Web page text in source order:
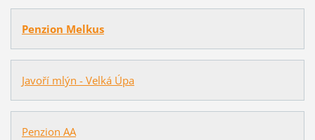
Penzion Melkus
Javoří mlýn - Velká Úpa
Penzion AA